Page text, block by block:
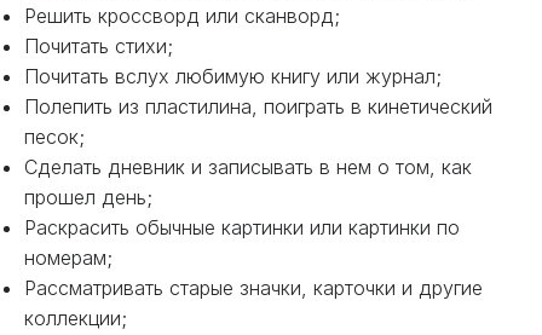
Решить кроссворд или сканворд;
Почитать стихи;
Почитать вслух любимую книгу или журнал;
Полепить из пластилина, поиграть в кинетический
песок;
Сделать дневник и записывать в нем о том, как
прошел день;
Раскрасить обычные картинки или картинки по
номерам;
Рассматривать старые значки, карточки и другие
коллекции;